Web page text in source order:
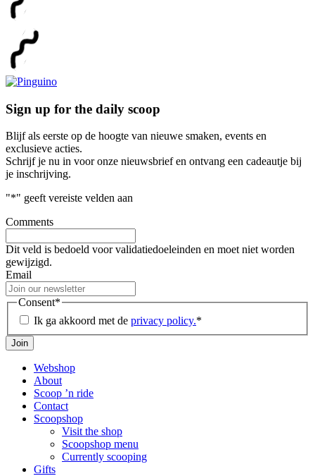
Sign up for the daily scoop
Blijf als eerste op de hoogte van nieuwe smaken, events en
exclusieve acties.
Schrijf je nu in voor onze nieuwsbrief en ontvang een cadeautje bij
je inschrijving.
"*" geeft vereiste velden aan
Comments
Dit veld is bedoeld voor validatiedoeleinden en moet niet worden
gewijzigd.
Email
Consent*
Ik ga akkoord met de privacy policy.*
Join
Webshop
About
Scoop ’n ride
Contact
Scoopshop
Visit the shop
Scoopshop menu
Currently scooping
Gifts